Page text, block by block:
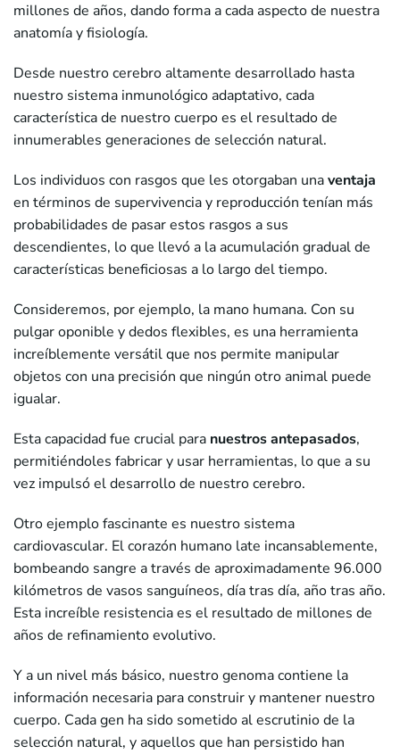
millones de años, dando forma a cada aspecto de nuestra
anatomía y fisiología.
Desde nuestro cerebro altamente desarrollado hasta
nuestro sistema inmunológico adaptativo, cada
característica de nuestro cuerpo es el resultado de
innumerables generaciones de selección natural.
Los individuos con rasgos que les otorgaban unaventaja
en términos de supervivencia y reproducción tenían más
probabilidades de pasar estos rasgos a sus
descendientes, lo que llevó a la acumulación gradual de
características beneficiosas a lo largo del tiempo.
Consideremos, por ejemplo, la mano humana. Con su
pulgar oponible y dedos flexibles, es una herramienta
increíblemente versátil que nos permite manipular
objetos con una precisión que ningún otro animal puede
igualar.
Esta capacidad fue crucial para nuestros antepasados,
permitiéndoles fabricar y usar herramientas, lo que a su
vez impulsó el desarrollo de nuestro cerebro.
Otro ejemplo fascinante es nuestro sistema
cardiovascular. El corazón humano late incansablemente,
bombeando sangre a través de aproximadamente 96.000
kilómetros de vasos sanguíneos, día tras día, año tras año.
Esta increíble resistencia es el resultado de millones de
años de refinamiento evolutivo.
Y a un nivel más básico, nuestro genoma contiene la
información necesaria para construir y mantener nuestro
cuerpo. Cada gen ha sido sometido al escrutinio de la
selección natural, y aquellos que han persistido han